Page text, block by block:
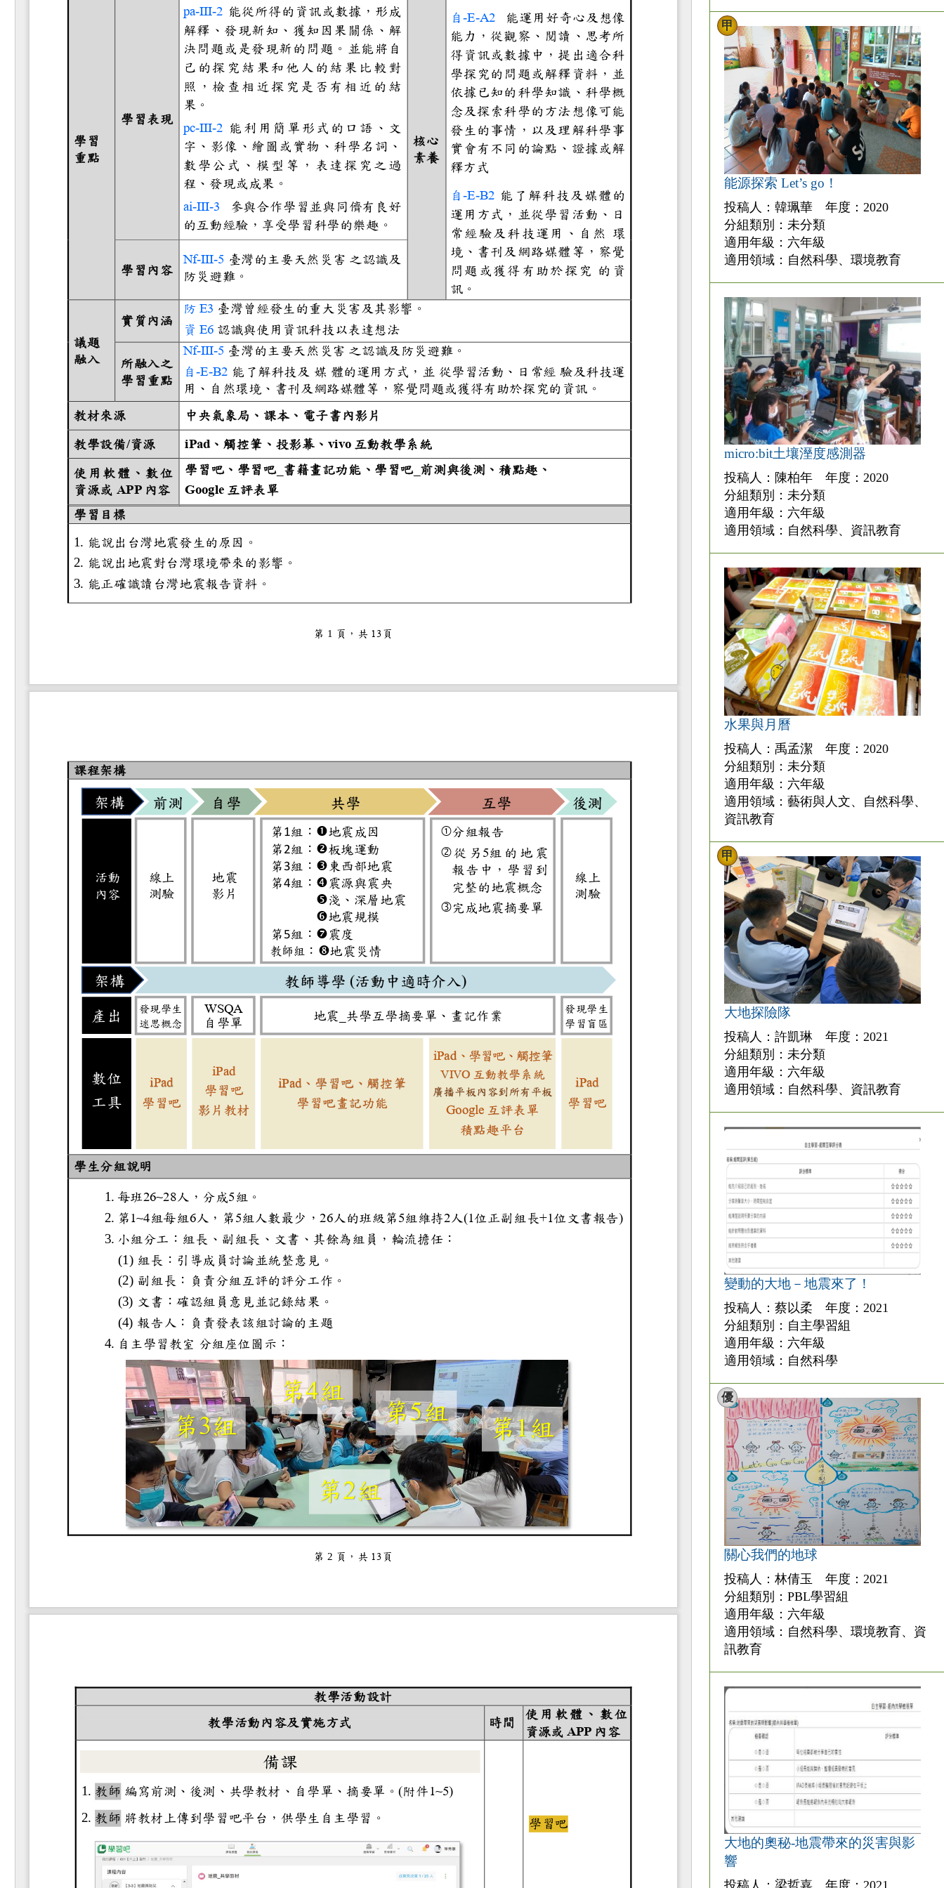
能源探索 Let’s go！
甲
投稿人：韓珮華 年度：2020
分組類別：未分類
適用年級：六年級
適用領域：自然科學、環境教育
micro:bit土壤溼度感測器
投稿人：陳柏年 年度：2020
分組類別：未分類
適用年級：六年級
適用領域：自然科學、資訊教育
水果與月曆
投稿人：禹孟潔 年度：2020
分組類別：未分類
適用年級：六年級
適用領域：藝術與人文、自然科學、
資訊教育
大地探險隊
甲
投稿人：許凱琳 年度：2021
分組類別：未分類
適用年級：六年級
適用領域：自然科學、資訊教育
變動的大地－地震來了！
投稿人：蔡以柔 年度：2021
分組類別：自主學習組
適用年級：六年級
適用領域：自然科學
關心我們的地球
優
投稿人：林倩玉 年度：2021
分組類別：PBL學習組
適用年級：六年級
適用領域：自然科學、環境教育、資
訊教育
大地的奧秘-地震帶來的災害與影
響